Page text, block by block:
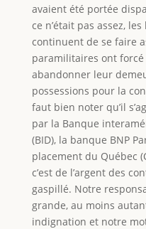
avaient été portée
ce n’était pas assez,
continuent de se faire
paramilitaires ont
abandonner leur
possessions pour la
faut bien noter qu’il
par la Banque
(BID), la banque BNP
placement du Québec
c’est de l’argent des
gaspillé. Notre
grande, au moins
indignation et notre